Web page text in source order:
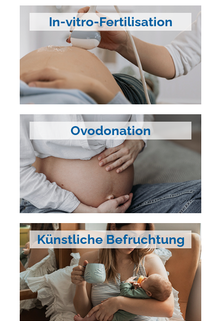
In-vitro-Fertilisation
Ovodonation
Künstliche Befruchtung